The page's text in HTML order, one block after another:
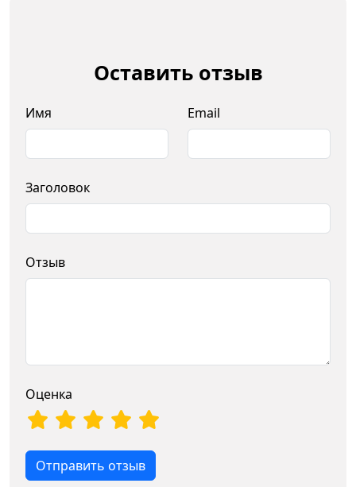
Оставить отзыв
Имя Email
Заголовок
Отзыв
Оценка
Отправить отзыв